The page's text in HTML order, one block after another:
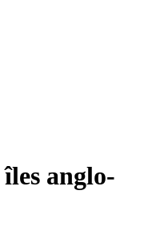
anglo-